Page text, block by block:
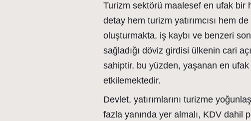
Turizm sektörü maalesef en ufak bir
detay hem turizm yatırımcısı hem
oluşturmakta, iş kaybı ve benzeri
sağladığı döviz girdisi ülkenin cari
sahiptir, bu yüzden, yaşanan en
etkilemektedir.
Devlet, yatırımlarını turizme
fazla yanında yer almalı, KDV dahil